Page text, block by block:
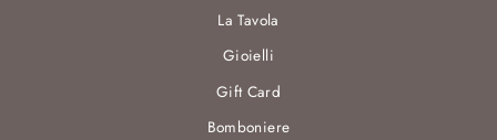
La Tavola
Gioielli
Gift Card
Bomboniere